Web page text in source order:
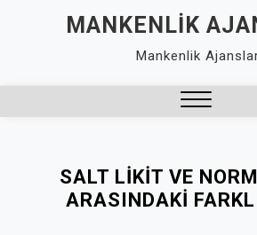
MANKENLIK
Mankenlik
SALT LIKIT VE
ARASINDAKI